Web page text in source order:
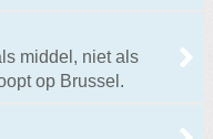
middel, niet als
op Brussel.